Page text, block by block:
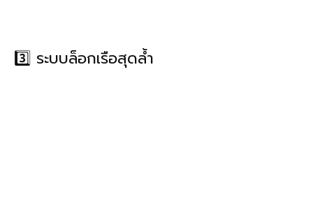
3️⃣ ระบบล็อกเรือสุดล้ำ